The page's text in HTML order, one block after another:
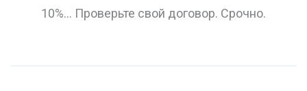
10%... Проверьте свой договор. Срочно.